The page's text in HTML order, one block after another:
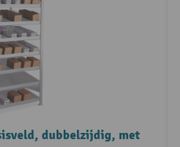
dubbelzijdig, met